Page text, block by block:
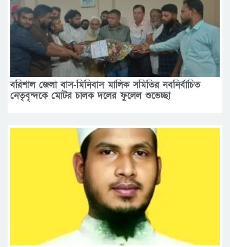
বরিশাল জেলা বাস-মিনিবাস মালিক সমিতির নবনির্বাচিত
নেতৃবৃন্দকে মোটর চালক দলের ফুলেল শুভেচ্ছা